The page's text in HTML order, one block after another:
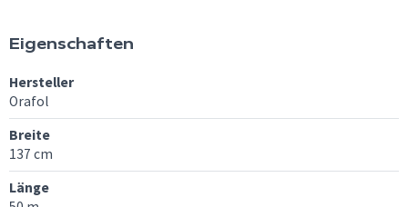
Eigenschaften
Hersteller
Orafol
Breite
137 cm
Länge